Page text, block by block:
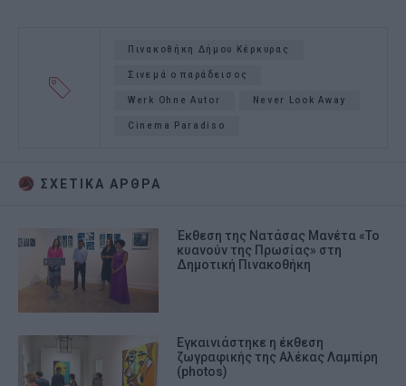
Πινακοθήκη Δήμου Κέρκυρας
Σινεμά ο παράδεισος
Werk Ohne Autor Never Look Away
Cinema Paradiso
ΣΧΕΤΙΚA AΡΘΡΑ
Έκθεση της Νατάσας Μανέτα «Το
κυανούν της Πρωσίας» στη
Δημοτική Πινακοθήκη
Εγκαινιάστηκε η έκθεση
ζωγραφικής της Αλέκας Λαμπίρη
(photos)